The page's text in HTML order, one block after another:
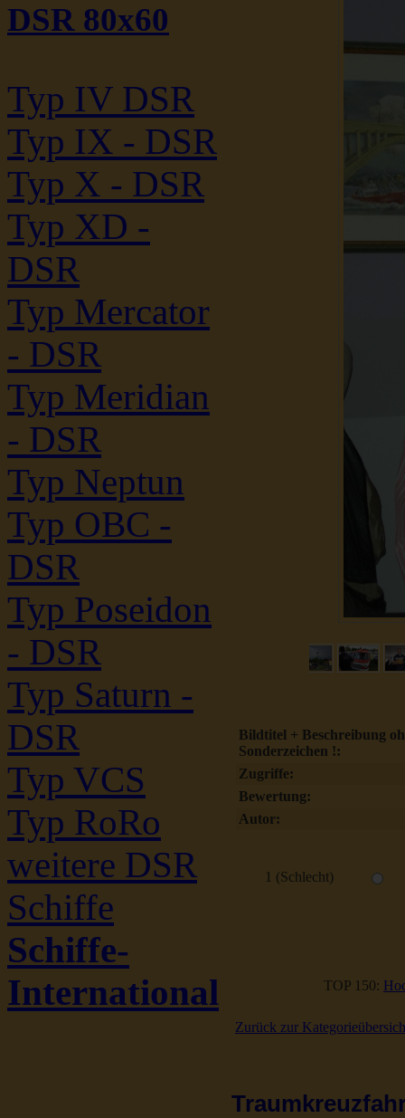
DSR 80x60
Typ IV DSR
Typ IX - DSR
Typ X - DSR
Typ XD -
DSR
Typ Mercator
- DSR
Typ Meridian
- DSR
Typ Neptun
Typ OBC -
DSR
Typ Poseidon
- DSR
Typ Saturn -
DSR
Typ VCS
Typ RoRo
weitere DSR
Schiffe
Schiffe-
International
Bildtitel + Beschreibung
Sonderzeichen !:
Zugriffe:
Bewertung:
Autor:
1 (Schlecht)
TOP 150:
Zurück zur